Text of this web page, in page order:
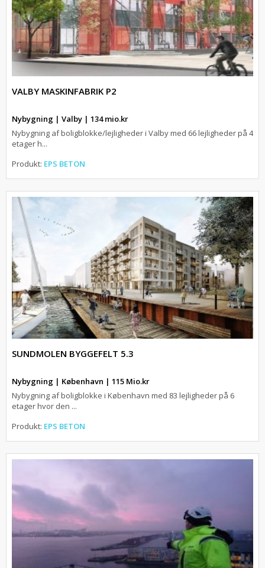
VALBY MASKINFABRIK P2
Nybygning | Valby | 134 mio.kr
Nybygning af boligblokke/lejligheder i Valby med 66 lejligheder på 4
etager h...
Produkt: EPS BETON
SUNDMOLEN BYGGEFELT 5.3
Nybygning | København | 115 Mio.kr
Nybygning af boligblokke i København med 83 lejligheder på 6
etager hvor den ...
Produkt: EPS BETON